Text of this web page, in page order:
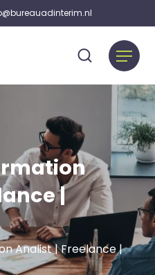
|
Analist | Freelance |